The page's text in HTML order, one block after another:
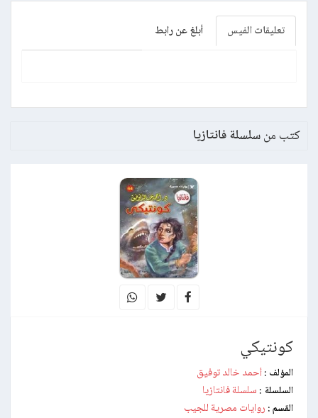
تعليقات الفيس أبلغ عن رابط
كتب من سلسلة فانتازيا
كونتيكي
المؤلف : أحمد خالد توفيق
السلسلة : سلسلة فانتازيا
القسم : روايات مصرية للجيب